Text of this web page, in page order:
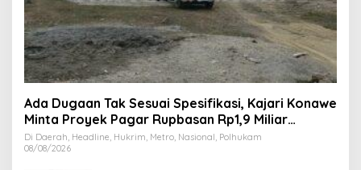
Ada Dugaan Tak Sesuai Spesifikasi, Kajari Konawe
Minta Proyek Pagar Rupbasan Rp1,9 Miliar
Dihentikan
Di Daerah, Headline, Hukrim, Metro, Nasional, Polhukam
08/08/2026